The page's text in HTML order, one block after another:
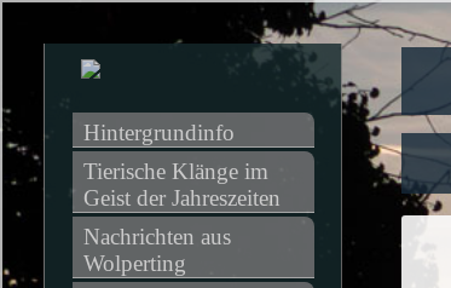
Hintergrundinfo
Tierische Klänge im
Geist der Jahreszeiten
Nachrichten aus
Wolperting